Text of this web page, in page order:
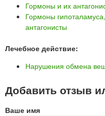
Гормоны и их
Гормоны
антагонисты
Лечебное действие:
Нарушения обмена
Добавить отзыв
Ваше имя